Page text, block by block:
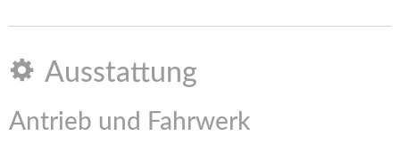
Ausstattung
Antrieb und Fahrwerk